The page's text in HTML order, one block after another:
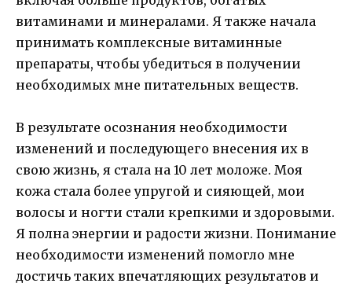
витаминами и минералами. Я также начала
принимать комплексные витаминные
препараты, чтобы убедиться в получении
необходимых мне питательных веществ.
В результате осознания необходимости
изменений и последующего внесения их в
свою жизнь, я стала на 10 лет моложе. Моя
кожа стала более упругой и сияющей, мои
волосы и ногти стали крепкими и здоровыми.
Я полна энергии и радости жизни. Понимание
необходимости изменений помогло мне
достичь таких впечатляющих результатов и